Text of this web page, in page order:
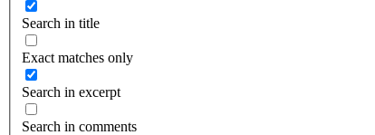
Search in title
Exact matches only
Search in excerpt
Search in comments